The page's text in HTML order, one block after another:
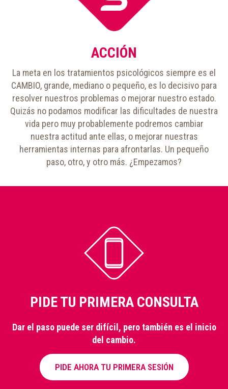
ACCIÓN
La meta en los tratamientos psicológicos siempre es el
CAMBIO, grande, mediano o pequeño, es lo decisivo para
resolver nuestros problemas o mejorar nuestro estado.
Quizás no podamos modificar las dificultades de nuestra
vida pero muy probablemente podremos cambiar
nuestra actitud ante ellas, o mejorar nuestras
herramientas internas para afrontarlas. Un pequeño
paso, otro, y otro más. ¿Empezamos?
PIDE TU PRIMERA CONSULTA
Dar el paso puede ser difícil, pero también es el inicio
del cambio.
PIDE AHORA TU PRIMERA SESIÓN